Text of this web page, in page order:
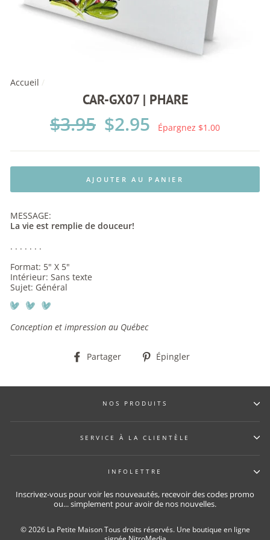
Accueil /
CAR-GX07 | PHARE
Prix
régulier
$3.95
Prix
réduit
$2.95 Épargnez $1.00
AJOUTER AU PANIER
MESSAGE:
La vie est remplie de douceur!
. . . . . . .
Format: 5" X 5"
Intérieur: Sans texte
Sujet: Général
Conception et impression au Québec
Partager
PartagerÉpingler
NOS PRODUITS
SERVICE À LA CLIENTÈLE
INFOLETTRE
Inscrivez-vous pour voir les nouveautés, recevoir des codes promo
ou... simplement pour avoir de nos nouvelles.
© 2026 La Petite Maison Tous droits réservés. Une boutique en ligne